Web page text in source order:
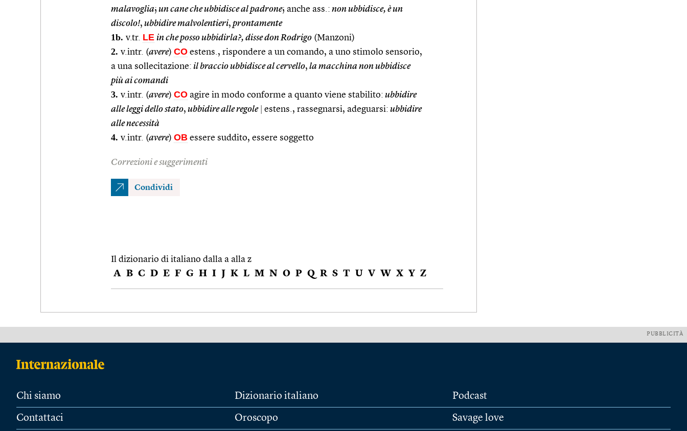
malavoglia; un cane che ubbidisce al padrone; anche ass.: non ubbidisce, è un
discolo!, ubbidire malvolentieri, prontamente
1b. v.tr. LE in che posso ubbidirla?, disse don Rodrigo (Manzoni)
2. v.intr. (avere) CO estens., rispondere a un comando, a uno stimolo sensorio,
a una sollecitazione: il braccio ubbidisce al cervello, la macchina non ubbidisce
più ai comandi
3. v.intr. (avere) CO agire in modo conforme a quanto viene stabilito: ubbidire
alle leggi dello stato, ubbidire alle regole estens., rassegnarsi, adeguarsi: ubbidire
alle necessità
4. v.intr. (avere) OB essere suddito, essere soggetto
Correzioni e suggerimenti
Condividi
Il dizionario di italiano dalla a alla z
A B C D E F G H I J K L M N O P Q R S T U V W X Y Z
PUBBLICITÀ
Chi siamo
Contattaci
Dizionario italiano
Oroscopo
Podcast
Savage love